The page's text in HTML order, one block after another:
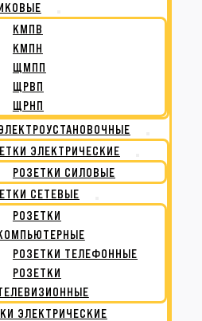
КМПВ
КМПН
ЩМПП
ЩРВП
ЩРНП
ЭЛЕКТРИЧЕСКИЕ
РОЗЕТКИ СИЛОВЫЕ
СЕТЕВЫЕ
РОЗЕТКИ
РОЗЕТКИ ТЕЛЕФОННЫЕ
РОЗЕТКИ
ЭЛЕКТРИЧЕСКИЕ